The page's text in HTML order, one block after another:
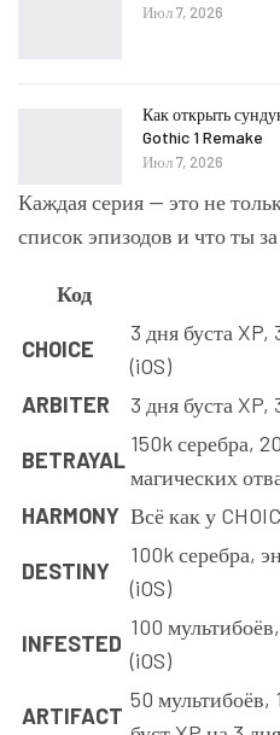
Июл 7, 2026
Как открыть
Gothic 1 Remake
Июл 7, 2026
Каждая серия — это не
список эпизодов и что ты
Код
CHOICE
3 дня буста XP,
(iOS)
ARBITER
3 дня буста XP,
BETRAYAL
150k серебра,
магических
HARMONY Всё как у
DESTINY
100k серебра,
(iOS)
INFESTED
100
(iOS)
ARTIFACT
50 мультибоёв,